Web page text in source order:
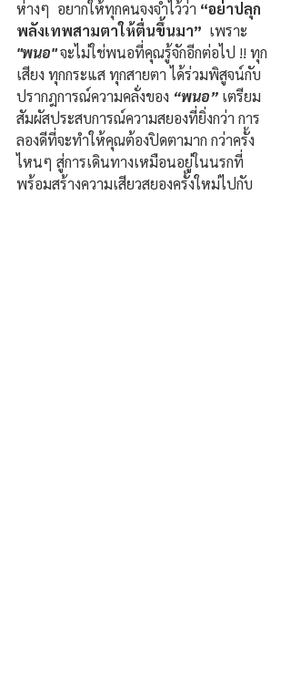
ห่างๆ  อยากให้ทุกคนจงจําไว้ว่า “อย่าปลุก
พลังเทพสามตาให้ตื่นขึ้นมา” เพราะ
"พนอ" จะไม่ใช่พนอที่คุณรู้จักอีกต่อไป !! ทุก
เสียง ทุกกระแส ทุกสายตา ได้ร่วมพิสูจน์กับ
ปรากฎการณ์ความคลั่งของ “พนอ” เตรียม
สัมผัสประสบการณ์ความสยองที่ยิ่งกว่า การ
ลองดีที่จะทําให้คุณต้องปิดตามาก กว่าครั้ง
ไหนๆ สู่การเดินทางเหมือนอยู่ในนรกที่
พร้อมสร้างความเสียวสยองครั้งใหม่ไปกับ